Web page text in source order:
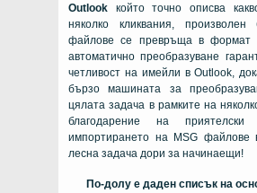
Outlook който точно описва
няколко кликвания,
файлове се превръща в формат
автоматично преобразуване
четливост на имейли в Outlook,
бързо машината за
цялата задача в рамките на
благодарение на приятелски
импортирането на MSG файлове
лесна задача дори за начинаещи!
По-долу е даден списък на